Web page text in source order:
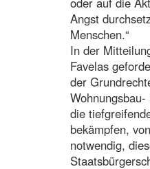
Angst
Menschen.“
In der
Favelas
der
die
bekämpfen,
notwendig,